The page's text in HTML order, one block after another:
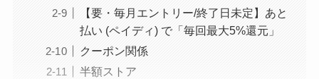
【要・毎月エントリー/終了日未定】あと
払い (ペイディ) で「毎回最大5%還元」
クーポン関係
半額ストア